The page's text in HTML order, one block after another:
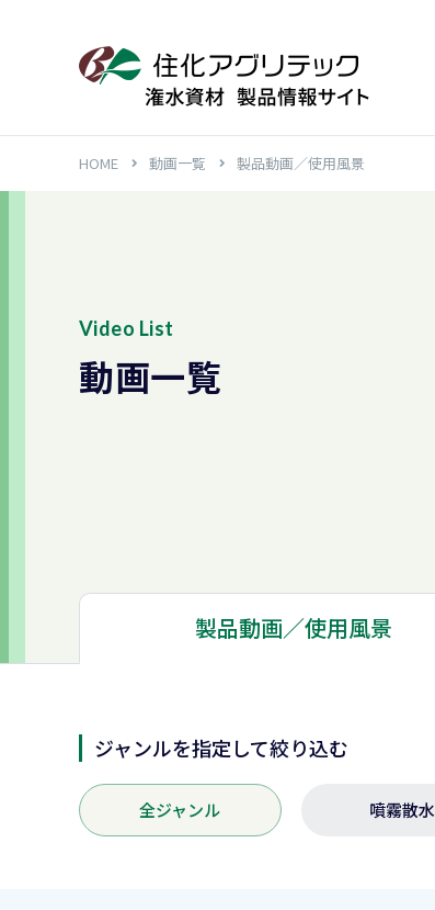
HOME 動画一覧 製品動画／使用風景
Video List
動画一覧
製品動画／使用風景
ジャンルを指定して絞り込む
全ジャンル 噴霧散水